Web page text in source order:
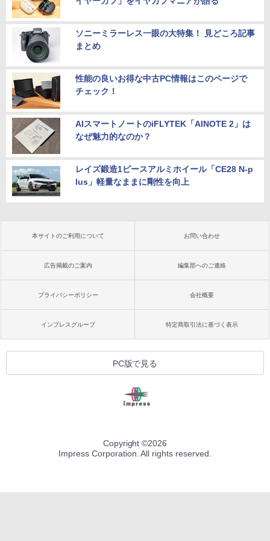
ソニーミラーレス一眼の大特集！ 見どころ記事
まとめ
性能の良いお得な中古PC情報はこのページで
チェック！
AIスマートノートのiFLYTEK「AINOTE 2」は
なぜ魅力的なのか？
レイズ鍛造1ピースアルミホイール「CE28 N-p
lus」軽量なままに剛性を向上
本サイトのご利用について お問い合わせ
広告掲載のご案内 編集部へのご連絡
プライバシーポリシー 会社概要
インプレスグループ 特定商取引法に基づく表示
PC版で見る
Copyright ©2026
Impress Corporation. All rights reserved.